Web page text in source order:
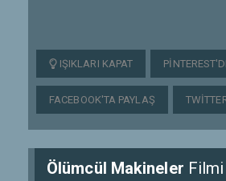
IŞIKLARI KAPAT
FACEBOOK'TA PAYLAŞ
Ölümcül Makineler Filmi